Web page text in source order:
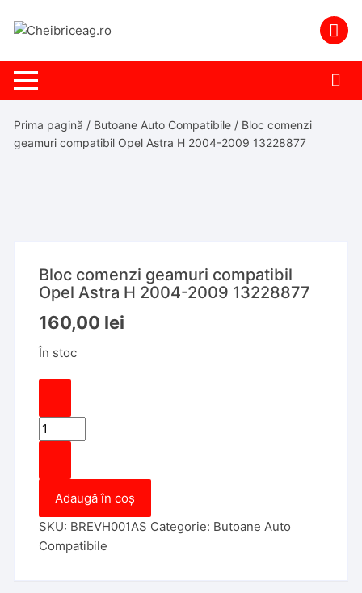
Prima pagină / Butoane Auto Compatibile / Bloc comenzi
geamuri compatibil Opel Astra H 2004-2009 13228877
Bloc comenzi geamuri compatibil
Opel Astra H 2004-2009 13228877
160,00 lei
În stoc
Cantitate
Bloc
geamuri
compatibil
Opel
Astra
Adaugă în coș
SKU: BREVH001AS Categorie: Butoane Auto
Compatibile